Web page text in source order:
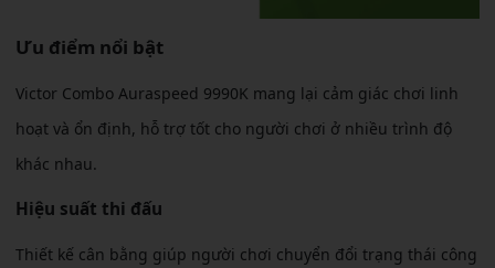
Ưu điểm nổi bật
Victor Combo Auraspeed 9990K mang lại cảm giác chơi linh
hoạt và ổn định, hỗ trợ tốt cho người chơi ở nhiều trình độ
khác nhau.
Hiệu suất thi đấu
Thiết kế cân bằng giúp người chơi chuyển đổi trạng thái công